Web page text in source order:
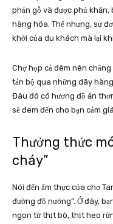
phản gỗ và được phủ
hàng hóa. Thế nhưng, sự
khởi của du khách mà lại
Chợ họp cả đêm nên
tản bộ qua những dãy
Đâu đó có hương đồ ăn
sẽ đem đến cho bạn cảm
Thưởng thức
cháy”
Nói đến ẩm thực của chợ
đường đồ nướng”. Ở đây,
ngon từ thịt bò, thịt heo